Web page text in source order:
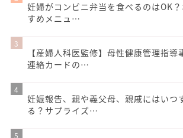
妊婦がコンビニ弁当を食べるのはOK
すめメニュ…
【産婦人科医監修】母性健康管理指導
連絡カードの…
妊娠報告、親や義父母、親戚にはいつ
る？サプライズ…